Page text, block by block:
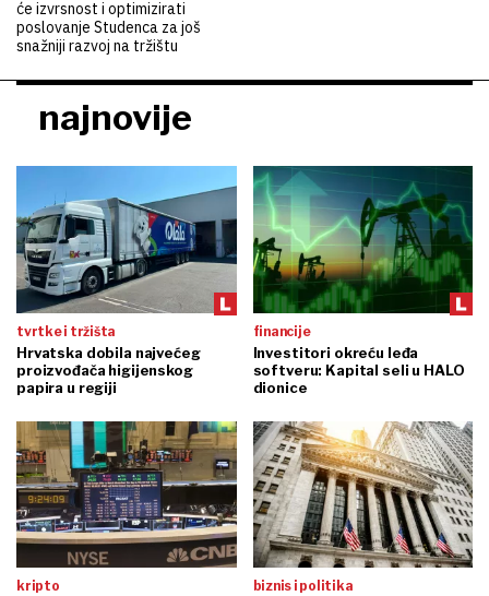
će izvrsnost i optimizirati
poslovanje Studenca za još
snažniji razvoj na tržištu
najnovije
tvrtke i tržišta
Hrvatska dobila najvećeg
proizvođača higijenskog
papira u regiji
financije
Investitori okreću leđa
softveru: Kapital seli u HALO
dionice
kripto biznis i politika